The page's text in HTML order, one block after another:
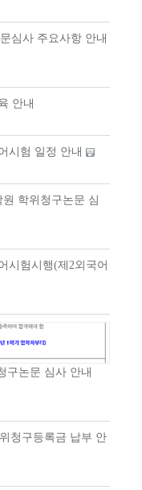
심사 주요사항 안내
안내
시험 일정 안내
학위청구논문 심
시험시행(제2외국어
구논문 심사 안내
청구등록금 납부 안